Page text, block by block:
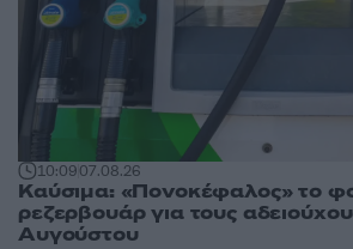
10:0907.08.26
Καύσιμα: «Πονοκέφαλος» το
ρεζερβουάρ για τους
Αυγούστου